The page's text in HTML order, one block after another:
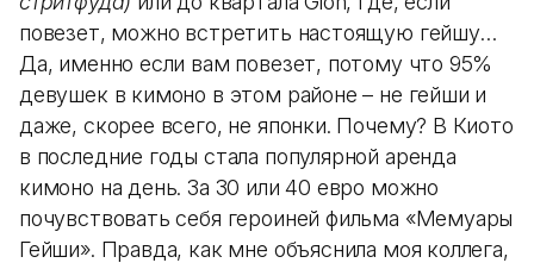
повезет, можно встретить настоящую гейшу…
Да, именно если вам повезет, потому что 95%
девушек в кимоно в этом районе – не гейши и
даже, скорее всего, не японки. Почему? В Киото
в последние годы стала популярной аренда
кимоно на день. За 30 или 40 евро можно
почувствовать себя героиней фильма «Мемуары
Гейши». Правда, как мне объяснила моя коллега,